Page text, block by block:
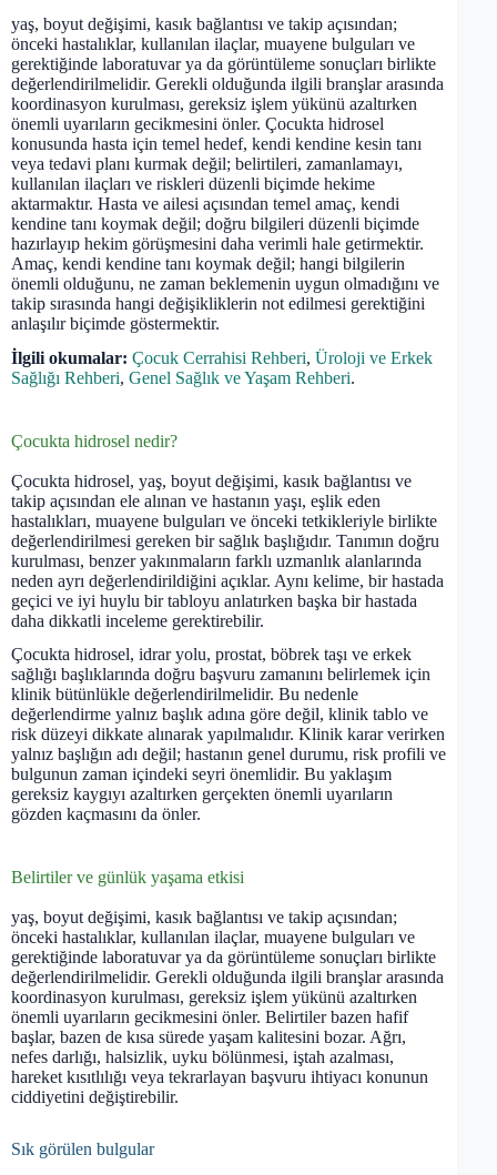
yaş, boyut değişimi, kasık bağlantısı ve takip açısından;
önceki hastalıklar, kullanılan ilaçlar, muayene bulguları ve
gerektiğinde laboratuvar ya da görüntüleme sonuçları birlikte
değerlendirilmelidir. Gerekli olduğunda ilgili branşlar arasında
koordinasyon kurulması, gereksiz işlem yükünü azaltırken
önemli uyarıların gecikmesini önler. Çocukta hidrosel
konusunda hasta için temel hedef, kendi kendine kesin tanı
veya tedavi planı kurmak değil; belirtileri, zamanlamayı,
kullanılan ilaçları ve riskleri düzenli biçimde hekime
aktarmaktır. Hasta ve ailesi açısından temel amaç, kendi
kendine tanı koymak değil; doğru bilgileri düzenli biçimde
hazırlayıp hekim görüşmesini daha verimli hale getirmektir.
Amaç, kendi kendine tanı koymak değil; hangi bilgilerin
önemli olduğunu, ne zaman beklemenin uygun olmadığını ve
takip sırasında hangi değişikliklerin not edilmesi gerektiğini
anlaşılır biçimde göstermektir.
İlgili okumalar: Çocuk Cerrahisi Rehberi, Üroloji ve Erkek
Sağlığı Rehberi, Genel Sağlık ve Yaşam Rehberi.
Çocukta hidrosel nedir?
Çocukta hidrosel, yaş, boyut değişimi, kasık bağlantısı ve
takip açısından ele alınan ve hastanın yaşı, eşlik eden
hastalıkları, muayene bulguları ve önceki tetkikleriyle birlikte
değerlendirilmesi gereken bir sağlık başlığıdır. Tanımın doğru
kurulması, benzer yakınmaların farklı uzmanlık alanlarında
neden ayrı değerlendirildiğini açıklar. Aynı kelime, bir hastada
geçici ve iyi huylu bir tabloyu anlatırken başka bir hastada
daha dikkatli inceleme gerektirebilir.
Çocukta hidrosel, idrar yolu, prostat, böbrek taşı ve erkek
sağlığı başlıklarında doğru başvuru zamanını belirlemek için
klinik bütünlükle değerlendirilmelidir. Bu nedenle
değerlendirme yalnız başlık adına göre değil, klinik tablo ve
risk düzeyi dikkate alınarak yapılmalıdır. Klinik karar verirken
yalnız başlığın adı değil; hastanın genel durumu, risk profili ve
bulgunun zaman içindeki seyri önemlidir. Bu yaklaşım
gereksiz kaygıyı azaltırken gerçekten önemli uyarıların
gözden kaçmasını da önler.
Belirtiler ve günlük yaşama etkisi
yaş, boyut değişimi, kasık bağlantısı ve takip açısından;
önceki hastalıklar, kullanılan ilaçlar, muayene bulguları ve
gerektiğinde laboratuvar ya da görüntüleme sonuçları birlikte
değerlendirilmelidir. Gerekli olduğunda ilgili branşlar arasında
koordinasyon kurulması, gereksiz işlem yükünü azaltırken
önemli uyarıların gecikmesini önler. Belirtiler bazen hafif
başlar, bazen de kısa sürede yaşam kalitesini bozar. Ağrı,
nefes darlığı, halsizlik, uyku bölünmesi, iştah azalması,
hareket kısıtlılığı veya tekrarlayan başvuru ihtiyacı konunun
ciddiyetini değiştirebilir.
Sık görülen bulgular